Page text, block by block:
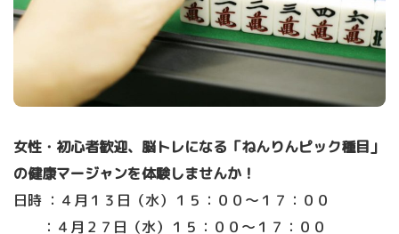
女性・初心者歓迎、脳トレになる「ねんりんピック種目」
の健康マージャンを体験しませんか！
日時 ：４月１３日（水）１５：００～１７：００
：４月２７日（水）１５：００～１７：００